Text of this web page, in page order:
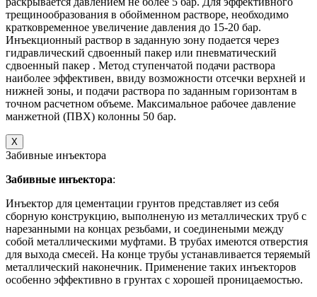
трещинообразования в обойменном растворе, необходимо
кратковременное увеличение давления до 15-20 бар.
Инъекционный раствор в заданную зону подается через
гидравлический сдвоенный пакер или пневматический
сдвоенный пакер . Метод ступенчатой подачи раствора
наиболее эффективен, ввиду возможности отсечки верхней и
нижней зоны, и подачи раствора по заданным горизонтам в
точном расчетном объеме. Максимальное рабочее давление
манжетной (ПВХ) колонны 50 бар.
X
Забивные инъектора
Забивные инъектора:
Инъектор для цементации грунтов представляет из себя
сборную конструкцию, выполненую из металлических труб с
нарезанными на концах резьбами, и соединеными между
собой металлическими муфтами. В трубах имеются отверстия
для выхода смесей. На конце трубы устанавливается теряемый
металлический наконечник. Применение таких инъекторов
особенно эффективно в грунтах с хорошей проницаемостью.